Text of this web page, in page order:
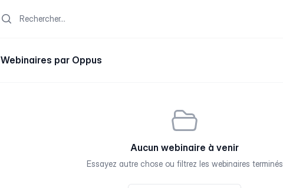
Search
Webinaires par Oppus
Aucun webinaire à venir
Essayez autre chose ou filtrez les webinaires terminés